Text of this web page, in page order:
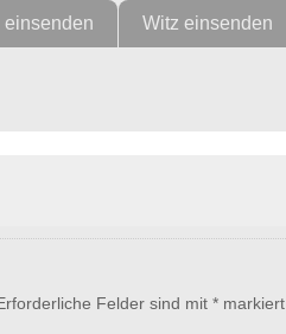
einsenden Witz einsenden
Felder sind mit * markiert